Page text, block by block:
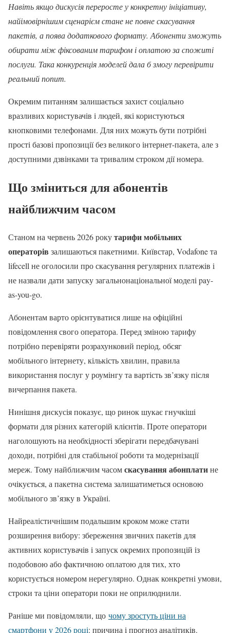
Навіть якщо дискусія переросте у конкретну ініціативу,
найімовірнішим сценарієм стане не повне скасування
пакетів, а поява додаткового формату. Абоненти зможуть
обирати між фіксованим тарифом і оплатою за спожиті
послуги. Така конкуренція моделей дала б змогу перевірити
реальний попит.
Окремим питанням залишається захист соціально
вразливих користувачів і людей, які користуються
кнопковими телефонами. Для них можуть бути потрібні
прості базові пропозиції без великого інтернет-пакета, але з
доступними дзвінками та тривалим строком дії номера.
Що зміниться для абонентів
найближчим часом
Станом на червень 2026 рокутарифи мобільних
операторів залишаються пакетними. Київстар, Vodafone та
lifecell не оголосили про скасування регулярних платежів і
не назвали дати запуску загальнонаціональної моделі pay-
as-you-go.
Абонентам варто орієнтуватися лише на офіційні
повідомлення свого оператора. Перед зміною тарифу
потрібно перевіряти розрахунковий період, обсяг
мобільного інтернету, кількість хвилин, правила
використання послуг у роумінгу та вартість зв’язку після
вичерпання пакета.
Нинішня дискусія показує, що ринок шукає гнучкіші
формати для різних категорій клієнтів. Проте оператори
наголошують на необхідності зберігати передбачувані
доходи, потрібні для стабільної роботи та модернізації
мереж. Тому найближчим часомскасування абонплатине
очікується, а пакетна система залишатиметься основою
мобільного зв’язку в Україні.
Найреалістичнішим подальшим кроком може стати
розширення вибору: збереження звичних пакетів для
активних користувачів і запуск окремих пропозицій із
подобовою або фактичною оплатою для тих, хто
користується номером нерегулярно. Однак конкретні умови,
строки та ціни оператори поки не оприлюднили.
Раніше ми повідомляли, що чому зростуть ціни на
смартфони у 2026 році: причина і прогноз аналітиків.